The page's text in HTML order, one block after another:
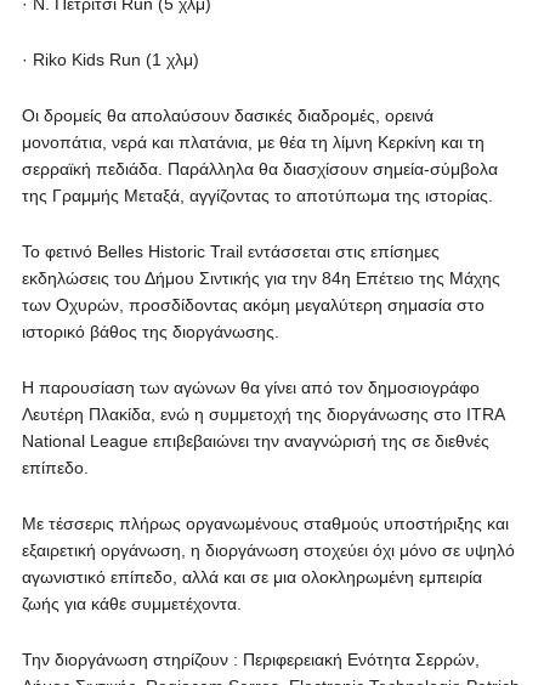
· Riko Kids Run (1 χλμ)
Οι δρομείς θα απολαύσουν δασικές διαδρομές, ορεινά
μονοπάτια, νερά και πλατάνια, με θέα τη λίμνη Κερκίνη και τη
σερραϊκή πεδιάδα. Παράλληλα θα διασχίσουν σημεία-σύμβολα
της Γραμμής Μεταξά, αγγίζοντας το αποτύπωμα της ιστορίας.
Το φετινό Belles Historic Trail εντάσσεται στις επίσημες
εκδηλώσεις του Δήμου Σιντικής για την 84η Επέτειο της Μάχης
των Οχυρών, προσδίδοντας ακόμη μεγαλύτερη σημασία στο
ιστορικό βάθος της διοργάνωσης.
Η παρουσίαση των αγώνων θα γίνει από τον δημοσιογράφο
Λευτέρη Πλακίδα, ενώ η συμμετοχή της διοργάνωσης στο ITRA
National League επιβεβαιώνει την αναγνώρισή της σε διεθνές
επίπεδο.
Με τέσσερις πλήρως οργανωμένους σταθμούς υποστήριξης και
εξαιρετική οργάνωση, η διοργάνωση στοχεύει όχι μόνο σε υψηλό
αγωνιστικό επίπεδο, αλλά και σε μια ολοκληρωμένη εμπειρία
ζωής για κάθε συμμετέχοντα.
Την διοργάνωση στηρίζουν : Περιφερειακή Ενότητα Σερρών,